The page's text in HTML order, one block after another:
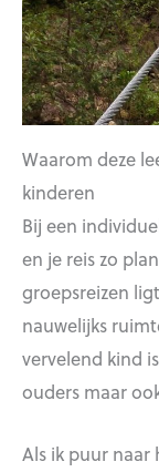
Waarom deze
kinderen
Bij een
en je reis zo
groepsreizen
nauwelijks
vervelend kind
ouders maar
Als ik puur